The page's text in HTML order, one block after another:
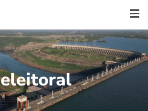
eleitoral